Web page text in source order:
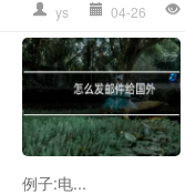
ys 04-26
例子:电...